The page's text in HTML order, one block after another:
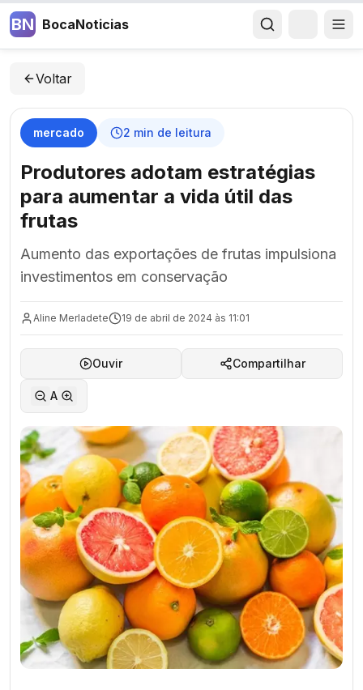
BN BocaNoticias
Voltar
mercado 2 min de leitura
Produtores adotam estratégias
para aumentar a vida útil das
frutas
Aumento das exportações de frutas impulsiona
investimentos em conservação
Aline Merladete 19 de abril de 2024 às 11:01
Ouvir Compartilhar
A